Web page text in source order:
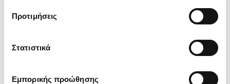
Προτιμήσεις
Στατιστικά
Εμπορικής προώθησης